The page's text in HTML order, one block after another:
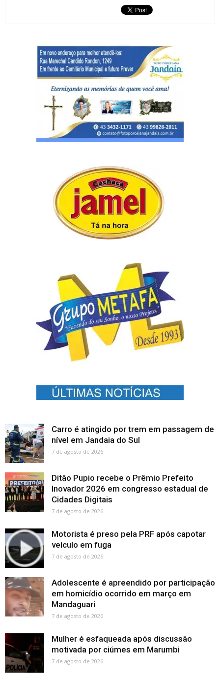
Carro é atingido por trem em passagem de
nível em Jandaia do Sul
7 de agosto de 2026
Ditão Pupio recebe o Prêmio Prefeito
Inovador 2026 em congresso estadual de
Cidades Digitais
7 de agosto de 2026
Motorista é preso pela PRF após capotar
veículo em fuga
7 de agosto de 2026
Adolescente é apreendido por participação
em homicídio ocorrido em março em
Mandaguari
7 de agosto de 2026
Mulher é esfaqueada após discussão
motivada por ciúmes em Marumbi
7 de agosto de 2026